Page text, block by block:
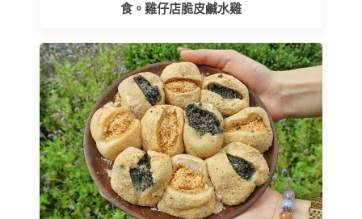
食。雞仔店脆皮鹹水雞